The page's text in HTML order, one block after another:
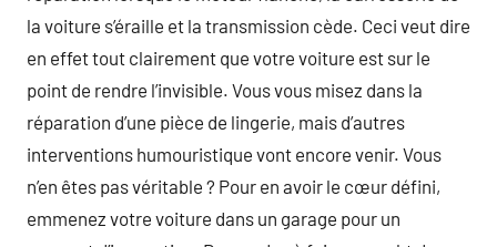
la voiture s’éraille et la transmission cède. Ceci veut dire
en effet tout clairement que votre voiture est sur le
point de rendre l’invisible. Vous vous misez dans la
réparation d’une pièce de lingerie, mais d’autres
interventions humouristique vont encore venir. Vous
n’en êtes pas véritable ? Pour en avoir le cœur défini,
emmenez votre voiture dans un garage pour un